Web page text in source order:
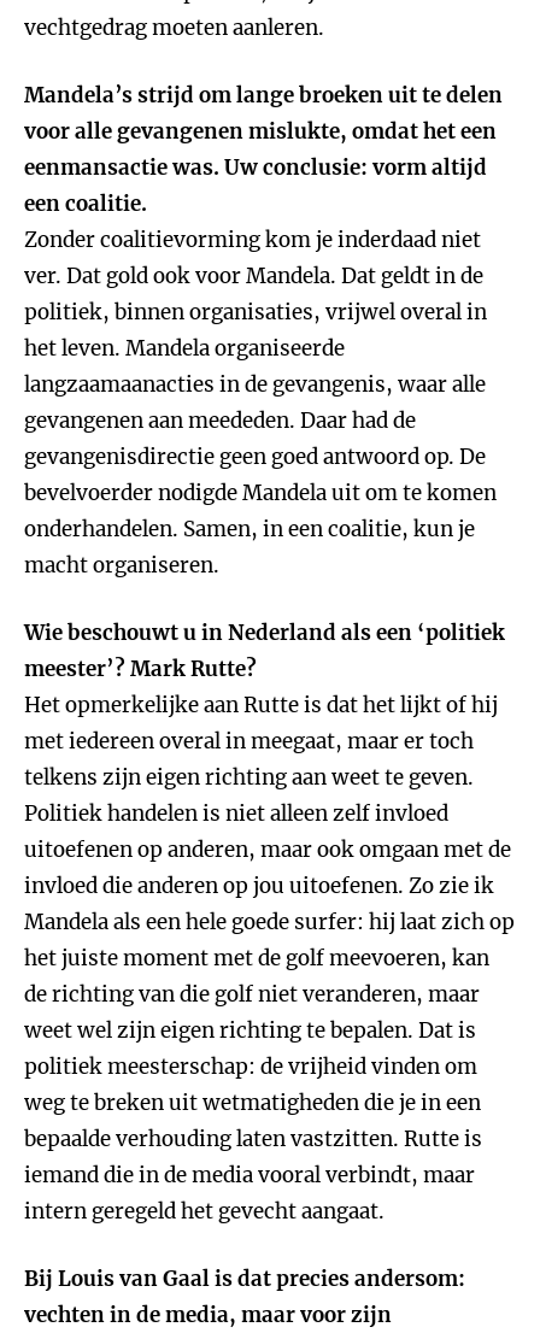
vechtgedrag moeten aanleren.
Mandela’s strijd om lange broeken uit te delen
voor alle gevangenen mislukte, omdat het een
eenmansactie was. Uw conclusie: vorm altijd
een coalitie.
Zonder coalitievorming kom je inderdaad niet
ver. Dat gold ook voor Mandela. Dat geldt in de
politiek, binnen organisaties, vrijwel overal in
het leven. Mandela organiseerde
langzaamaanacties in de gevangenis, waar alle
gevangenen aan meededen. Daar had de
gevangenisdirectie geen goed antwoord op. De
bevelvoerder nodigde Mandela uit om te komen
onderhandelen. Samen, in een coalitie, kun je
macht organiseren.
Wie beschouwt u in Nederland als een ‘politiek
meester’? Mark Rutte?
Het opmerkelijke aan Rutte is dat het lijkt of hij
met iedereen overal in meegaat, maar er toch
telkens zijn eigen richting aan weet te geven.
Politiek handelen is niet alleen zelf invloed
uitoefenen op anderen, maar ook omgaan met de
invloed die anderen op jou uitoefenen. Zo zie ik
Mandela als een hele goede surfer: hij laat zich op
het juiste moment met de golf meevoeren, kan
de richting van die golf niet veranderen, maar
weet wel zijn eigen richting te bepalen. Dat is
politiek meesterschap: de vrijheid vinden om
weg te breken uit wetmatigheden die je in een
bepaalde verhouding laten vastzitten. Rutte is
iemand die in de media vooral verbindt, maar
intern geregeld het gevecht aangaat.
Bij Louis van Gaal is dat precies andersom:
vechten in de media, maar voor zijn